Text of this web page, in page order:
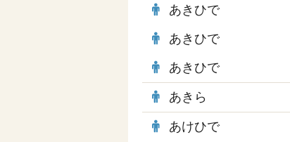
あきひで
あきひで
あきひで
あきら
あけひで